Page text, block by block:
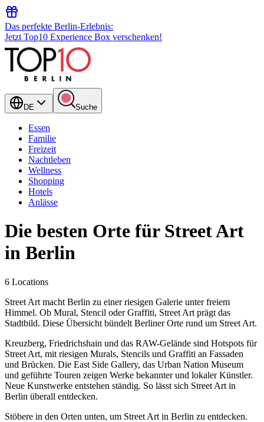
Das perfekte Berlin-Erlebnis:
Jetzt Top10 Experience Box verschenken!
DE Suche
Essen
Familie
Freizeit
Nachtleben
Wellness
Shopping
Hotels
Anlässe
Die besten Orte für Street Art
in Berlin
6 Locations
Street Art macht Berlin zu einer riesigen Galerie unter freiem
Himmel. Ob Mural, Stencil oder Graffiti, Street Art prägt das
Stadtbild. Diese Übersicht bündelt Berliner Orte rund um Street Art.
Kreuzberg, Friedrichshain und das RAW-Gelände sind Hotspots für
Street Art, mit riesigen Murals, Stencils und Graffiti an Fassaden
und Brücken. Die East Side Gallery, das Urban Nation Museum
und geführte Touren zeigen Werke bekannter und lokaler Künstler.
Neue Kunstwerke entstehen ständig. So lässt sich Street Art in
Berlin überall entdecken.
Stöbere in den Orten unten, um Street Art in Berlin zu entdecken.